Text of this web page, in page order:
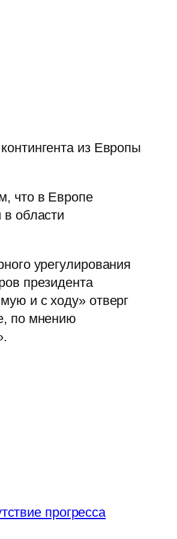
из Европы
что в Европе
области
урегулирования
президента
и с ходу» отверг
по мнению
прогресса